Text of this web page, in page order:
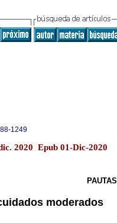
1249
2020 Epub 01-Dic-2020
PAUTAS
moderados